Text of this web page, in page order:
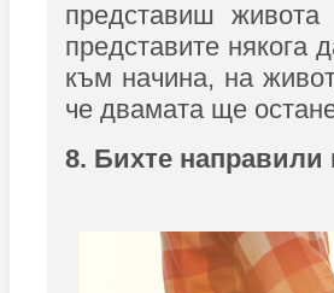
представиш
представите някога
към начина, на
че двамата ще
8. Бихте направили